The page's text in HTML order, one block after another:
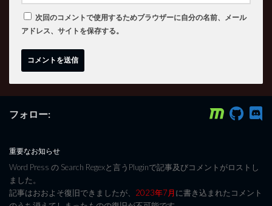
次回のコメントで使用するためブラウザーに自分の名前、メール
アドレス、サイトを保存する。
フォロー:
重要なお知らせ
Word Press の Search Regexと言うPluginで記事及びコメントがロストし
ました。
記事はおおよそ復旧できましたが、 2023年7月に書き込まれたコメント